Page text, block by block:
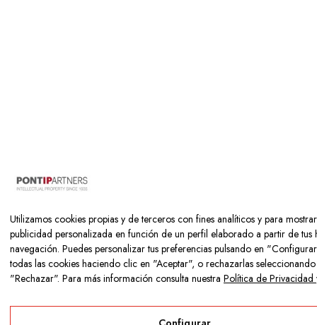
Utilizamos cookies propias y de terceros con fines analíticos y para
publicidad personalizada en función de un perfil elaborado a partir de tus
navegación. Puedes personalizar tus preferencias pulsando en
todas las cookies haciendo clic en "Aceptar", o rechazarlas seleccionando
"Rechazar". Para más información consulta nuestra Política de Privacidad